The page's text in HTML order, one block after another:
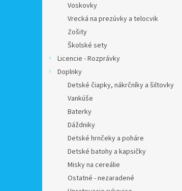
Voskovky
Vrecká na prezúvky a telocvik
Zošity
Školské sety
Licencie - Rozprávky
Doplnky
Detské čiapky, nákrčníky a šiltovky
Vankúše
Baterky
Dáždniky
Detské hrnčeky a poháre
Detské batohy a kapsičky
Misky na cereálie
Ostatné - nezaradené